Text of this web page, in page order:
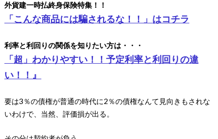
外貨建一時払終身保険特集！！
「こんな商品には騙されるな！！」はコチラ
利率と利回りの関係を知りたい方は・・・
「超」わかりやすい！！予定利率と利回りの違
い！！』
要は3％の債権が普通の時代に2％の債権なんて見向きもされな
いわけで、当然、評価損が出る。